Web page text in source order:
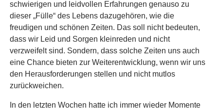
schwierigen und leidvollen Erfahrungen genauso zu
dieser „Fülle“ des Lebens dazugehören, wie die
freudigen und schönen Zeiten. Das soll nicht bedeuten,
dass wir Leid und Sorgen kleinreden und nicht
verzweifelt sind. Sondern, dass solche Zeiten uns auch
eine Chance bieten zur Weiterentwicklung, wenn wir uns
den Herausforderungen stellen und nicht mutlos
zurückweichen.
In den letzten Wochen hatte ich immer wieder Momente